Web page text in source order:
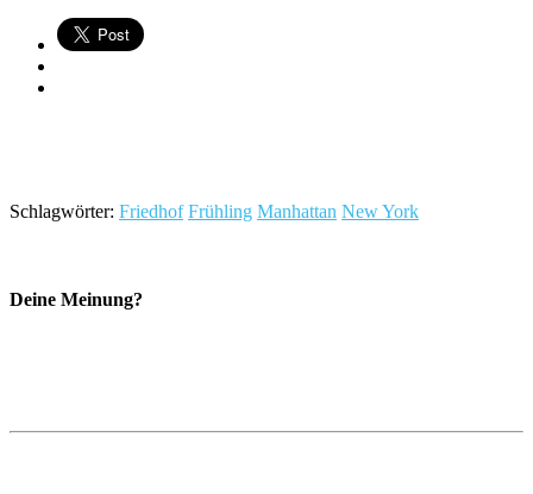
Schlagwörter: Friedhof Frühling Manhattan New York
Deine Meinung?